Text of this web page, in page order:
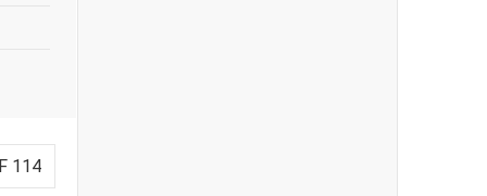
114